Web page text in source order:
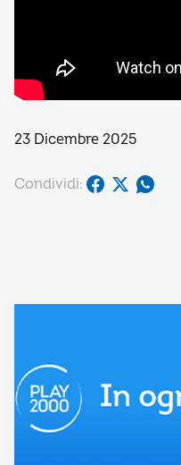
23 Dicembre 2025
Condividi: